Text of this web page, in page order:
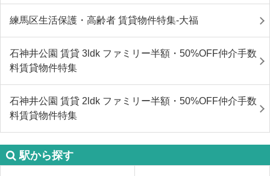
練馬区生活保護・高齢者 賃貸物件特集-大福
石神井公園 賃貸 3ldk ファミリー半額・50%OFF仲介手数
料賃貸物件特集
石神井公園 賃貸 2ldk ファミリー半額・50%OFF仲介手数
料賃貸物件特集
駅から探す